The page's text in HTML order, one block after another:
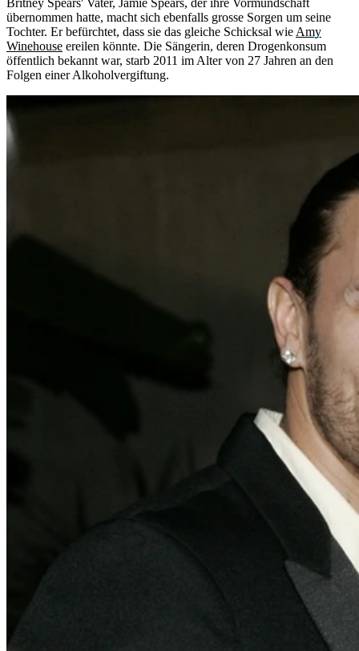
übernommen hatte, macht sich ebenfalls grosse Sorgen um seine
Tochter. Er befürchtet, dass sie das gleiche Schicksal wie Amy
Winehouse ereilen könnte. Die Sängerin, deren Drogenkonsum
öffentlich bekannt war, starb 2011 im Alter von 27 Jahren an den
Folgen einer Alkoholvergiftung.